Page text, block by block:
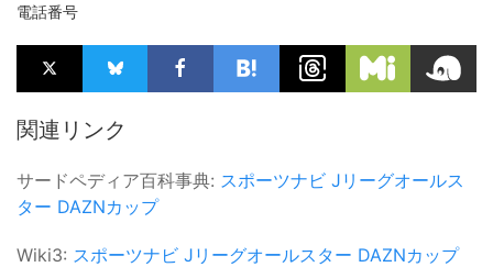
電話番号
関連リンク
サードペディア百科事典: スポーツナビ Jリーグオールス
ター DAZNカップ
Wiki3: スポーツナビ Jリーグオールスター DAZNカップ